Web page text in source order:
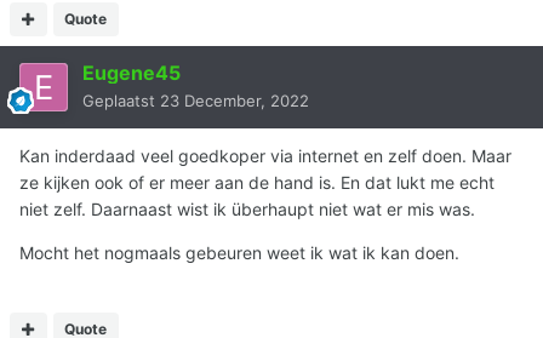
Quote
Eugene45
Geplaatst 23 December, 2022
Kan inderdaad veel goedkoper via internet en zelf doen. Maar
ze kijken ook of er meer aan de hand is. En dat lukt me echt
niet zelf. Daarnaast wist ik überhaupt niet wat er mis was.
Mocht het nogmaals gebeuren weet ik wat ik kan doen.
Quote